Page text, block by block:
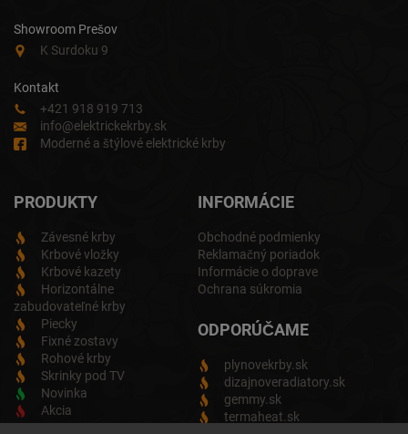
Showroom Prešov
K Surdoku 9
Kontakt
+421 918 919 713
info@elektrickekrby.sk
Moderné a štýlové elektrické krby
PRODUKTY
Závesné krby
Krbové vložky
Krbové kazety
Horizontálne
zabudovateľné krby
Piecky
Fixné zostavy
Rohové krby
Skrinky pod TV
Novinka
Akcia
INFORMÁCIE
Obchodné podmienky
Reklamačný poriadok
Informácie o doprave
Ochrana súkromia
ODPORÚČAME
plynovekrby.sk
dizajnoveradiatory.sk
gemmy.sk
termaheat.sk